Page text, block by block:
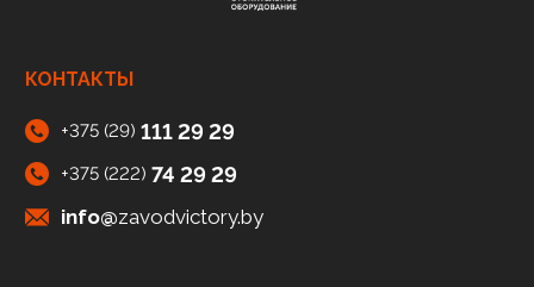
КОНТАКТЫ
+375 (29) 111 29 29
+375 (222) 74 29 29
info@zavodvictory.by